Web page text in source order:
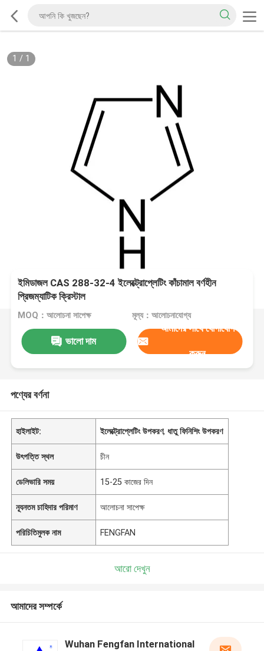
1 / 1
ইমিডাজল CAS 288-32-4 ইলেক্ট্রোপ্লেটিং কাঁচামাল বর্ণহীন
প্রিজম্যাটিক ক্রিস্টাল
MOQ：আলোচনা সাপেক্ষ মূল্য：আলোচনাযোগ্য
ভালো দাম
আমাদের সাথে যোগাযোগ
করুন
পণ্যের বর্ণনা
হাইলাইট: ইলেক্ট্রোপ্লেটিং উপকরণ,ধাতু ফিনিশিং উপকরণ
উৎপত্তি স্থল চীন
ডেলিভারি সময় 15-25 কাজের দিন
ন্যূনতম চাহিদার পরিমাণ আলোচনা সাপেক্ষ
পরিচিতিমুলক নাম FENGFAN
আরো দেখুন
আমাদের সম্পর্কে
Wuhan Fengfan International